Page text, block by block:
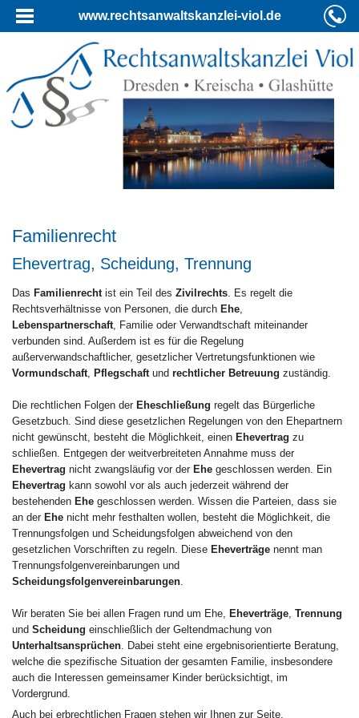
www.rechtsanwaltskanzlei-viol.de
Familienrecht
Ehevertrag, Scheidung, Trennung
Das Familienrecht ist ein Teil des Zivilrechts . Es regelt die
Rechtsverhältnisse von Personen, die durch Ehe
Lebenspartnerschaft , Familie oder Verwandtschaft miteinander
verbunden sind. Außerdem ist es für die Regelung
außerverwandschaftlicher, gesetzlicher Vertretungsfunktionen wie
Vormundschaft Pflegschaft und rechtlicher Betreuung zuständig.
Die rechtlichen Folgen der Eheschließung regelt das Bürgerliche
Gesetzbuch. Sind diese gesetzlichen Regelungen von den Ehepartnern
nicht gewünscht, besteht die Möglichkeit, einen Ehevertrag zu
schließen. Entgegen der weitverbreiteten Annahme muss der
Ehevertrag nicht zwangsläufig vor der Ehe geschlossen werden. Ein
Ehevertrag kann sowohl vor als auch jederzeit während der
bestehenden Ehe geschlossen werden. Wissen die Parteien, dass sie
an der Ehe nicht mehr festhalten wollen, besteht die Möglichkeit, die
Trennungsfolgen und Scheidungsfolgen abweichend von den
gesetzlichen Vorschriften zu regeln. Diese Eheverträge nennt man
Trennungsfolgenvereinbarungen und
Scheidungsfolgenvereinbarungen
Wir beraten Sie bei allen Fragen rund um Ehe, Eheverträge Trennung
und Scheidung einschließlich der Geltendmachung von
Unterhaltsansprüchen . Dabei steht eine ergebnisorientierte Beratung,
welche die spezifische Situation der gesamten Familie, insbesondere
auch die Interessen gemeinsamer Kinder berücksichtigt, im
Vordergrund.
Auch bei erbrechtlichen Fragen stehen wir Ihnen zur Seite.